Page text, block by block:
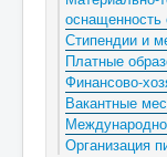
оснащенность
Стипендии и
Платные
Финансово-
Вакантные
Организация